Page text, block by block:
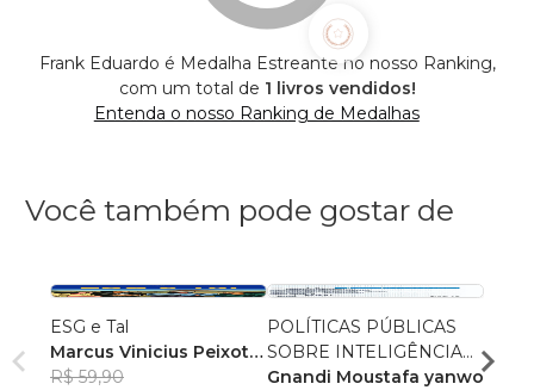
Frank Eduardo é Medalha Estreante no nosso Ranking,
com um total de 1 livros vendidos!
Entenda o nosso Ranking de Medalhas
Você também pode gostar de
ESG e Tal
Marcus Vinicius Peixoto
da Silva
R$ 59,90
POLÍTICAS PÚBLICAS
SOBRE INTELIGÊNCIA
ARTIFICIAL
Gnandi Moustafa yanwo
e